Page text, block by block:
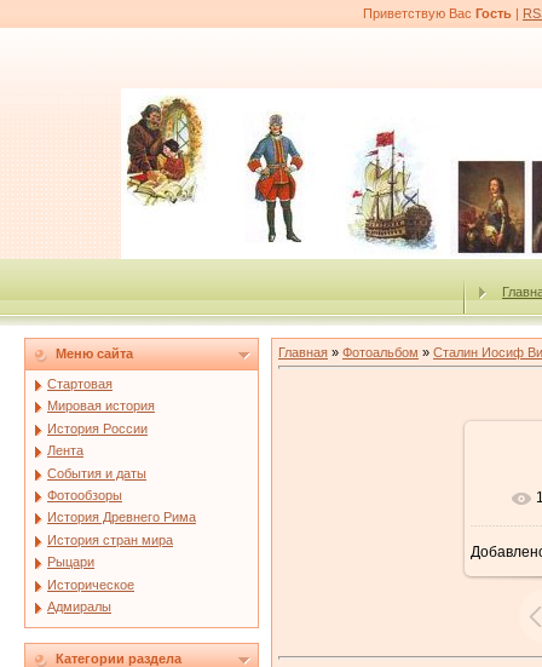
Приветствую Вас Гость |
Меню сайта
Стартовая
Мировая история
История России
Лента
События и даты
Фотообзоры
История Древнего Рима
История стран мира
Рыцари
Историческое
Адмиралы
Категории раздела
Главная » Фотоальбом » Сталин Иосиф